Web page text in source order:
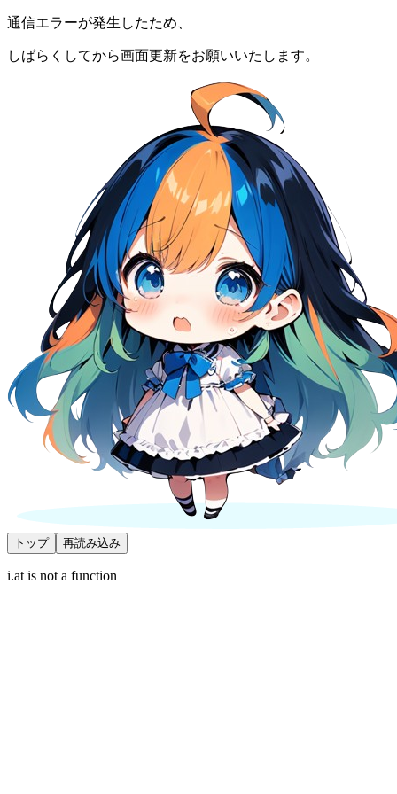
通信エラーが発生したため、
しばらくしてから画面更新をお願いいたします。
トップ 再読み込み
i.at is not a function